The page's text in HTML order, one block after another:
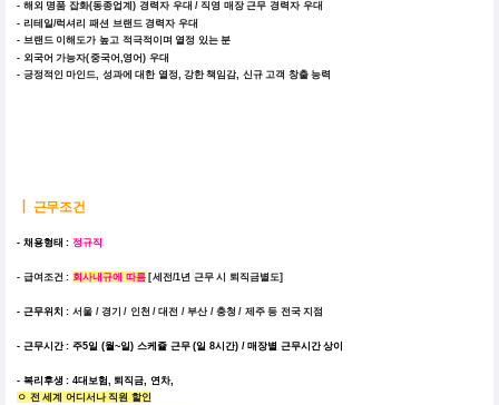
- 해외 명품 잡화(동종업계) 경력자 우대 / 직영 매장 근무 경력자 우대
- 리테일/럭셔리 패션 브랜드 경력자 우대
- 브랜드 이해도가 높고 적극적이며 열정 있는 분
- 외국어 가능자(중국어,영어) 우대
- 긍정적인 마인드, 성과에 대한 열정, 강한 책임감, 신규 고객 창출 능력
근무조건
- 채용형태 :정규직
- 급여조건 :회사내규에 따름 [세전/1년 근무 시 퇴직금별도]
- 근무위치 :서울 / 경기 / 인천 / 대전 / 부산 / 충청 / 제주 등 전국 지점
- 근무시간 : 주5일 (월~일) 스케쥴 근무 (일 8시간) / 매장별 근무시간 상이
- 복리후생 : 4대보험, 퇴직금, 연차,
ㅇ 전 세계 어디서나 직원 할인